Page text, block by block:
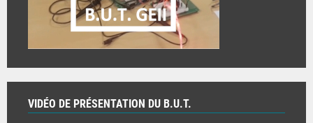
VIDÉO DE PRÉSENTATION DU B.U.T.